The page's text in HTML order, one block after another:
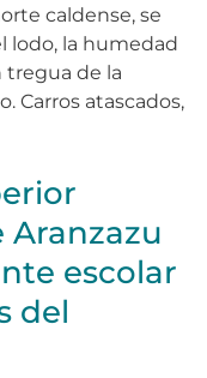
caldense, se
lodo, la humedad
tregua de la
Carros atascados,
Aranzazu
escolar
del